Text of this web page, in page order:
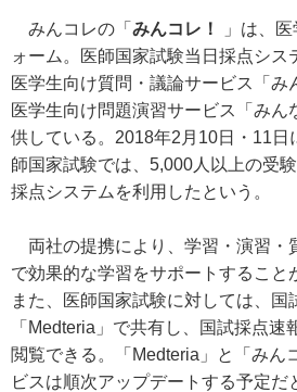
みんコレの「 みんコレ！
」は、
ォーム。医師国家試験当日採点シス
医学生向け質問・議論サービス「み
医学生向け問題演習サービス「みん
供している。2018年2月10日・11日
師国家試験では、5,000人以上の受
採点システムを利用したという。
両社の提携により、学習・演習・
で効果的な学習をサポートすること
また、医師国家試験に対しては、国
「Medteria」で共有し、国試採点速
閲覧できる。「Medteria」と「みん
ビスは順次アップデートする予定だ